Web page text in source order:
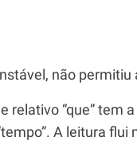
não
relativo “que” tem
A leitura flui